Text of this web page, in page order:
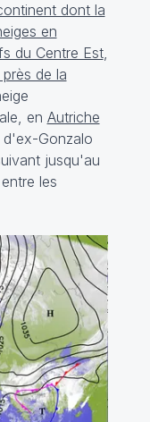
dont la
en
du Centre Est,
de la
en Autriche
Gonzalo
jusqu'au
les